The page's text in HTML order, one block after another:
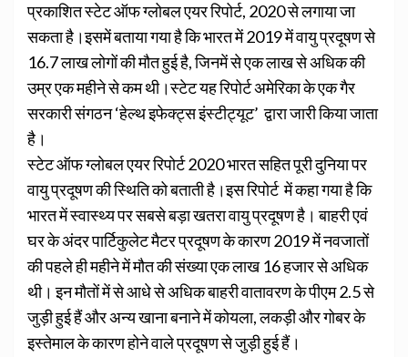
प्रकाशित स्टेट ऑफ ग्लोबल एयर रिपोर्ट, 2020 से लगाया जा
सकता है।इसमें बताया गया है कि भारत में 2019 में वायु प्रदूषण से
16.7 लाख लोगों की मौत हुई है, जिनमें से एक लाख से अधिक की
उम्र एक महीने से कम थी।स्टेट यह रिपोर्ट अमेरिका के एक गैर
सरकारी संगठन ‘हेल्थ इफेक्ट्स इंस्टीट्यूट’ द्वारा जारी किया जाता
है।
स्टेट ऑफ ग्लोबल एयर रिपोर्ट 2020 भारत सहित पूरी दुनिया पर
वायु प्रदूषण की स्थिति को बताती है।इस रिपोर्ट में कहा गया है कि
भारत में स्वास्थ्य पर सबसे बड़ा खतरा वायु प्रदूषण है। बाहरी एवं
घर के अंदर पार्टिकुलेट मैटर प्रदूषण के कारण 2019 में नवजातों
की पहले ही महीने में मौत की संख्या एक लाख 16 हजार से अधिक
थी। इन मौतों में से आधे से अधिक बाहरी वातावरण के पीएम 2.5 से
जुड़ी हुई हैं और अन्य खाना बनाने में कोयला, लकड़ी और गोबर के
इस्तेमाल के कारण होने वाले प्रदूषण से जुड़ी हुई हैं।